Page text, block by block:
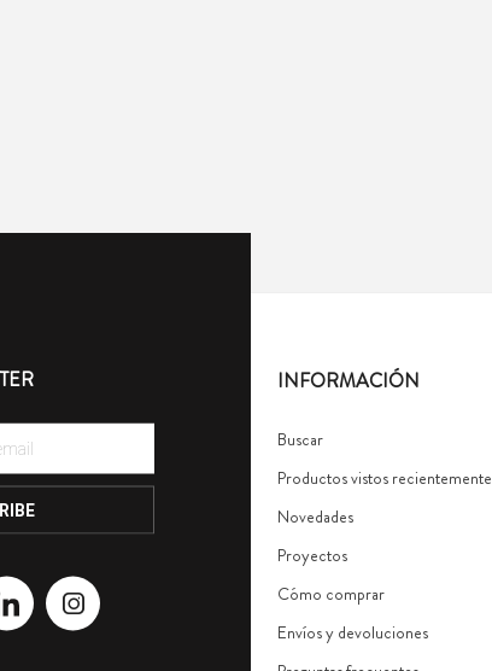
INFORMACIÓN
Buscar
Productos vistos recientemente
Novedades
Proyectos
Cómo comprar
Envíos y devoluciones